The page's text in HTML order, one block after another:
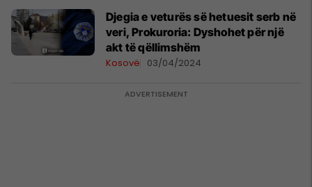
Djegia e veturës së hetuesit serb në
veri, Prokuroria: Dyshohet për një
akt të qëllimshëm
Kosovë 03/04/2024